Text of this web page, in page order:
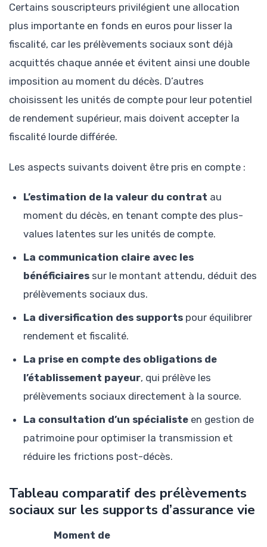
Certains souscripteurs privilégient une allocation
plus importante en fonds en euros pour lisser la
fiscalité, car les prélèvements sociaux sont déjà
acquittés chaque année et évitent ainsi une double
imposition au moment du décès. D’autres
choisissent les unités de compte pour leur potentiel
de rendement supérieur, mais doivent accepter la
fiscalité lourde différée.
Les aspects suivants doivent être pris en compte :
L’estimation de la valeur du contrat au
moment du décès, en tenant compte des plus-
values latentes sur les unités de compte.
La communication claire avec les
bénéficiaires sur le montant attendu, déduit des
prélèvements sociaux dus.
La diversification des supports pour équilibrer
rendement et fiscalité.
La prise en compte des obligations de
l’établissement payeur, qui prélève les
prélèvements sociaux directement à la source.
La consultation d’un spécialiste en gestion de
patrimoine pour optimiser la transmission et
réduire les frictions post-décès.
Tableau comparatif des prélèvements
sociaux sur les supports d’assurance vie
Moment de